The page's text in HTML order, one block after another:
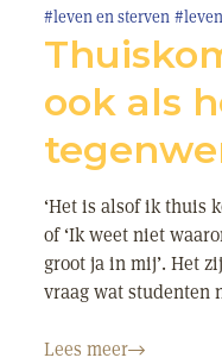
#leven en sterven
ook als
‘Het is alsof ik thuis
of ‘Ik weet niet
groot ja in mij’. Het
vraag wat studenten
Lees meer